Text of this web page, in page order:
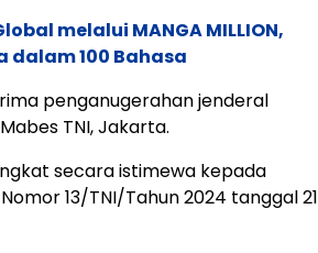
melalui MANGA MILLION,
dalam 100 Bahasa
penganugerahan jenderal
TNI, Jakarta.
secara istimewa kepada
13/TNI/Tahun 2024 tanggal 21